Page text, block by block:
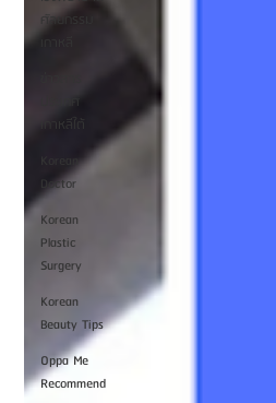
ศัลยกรรม
ประเทศ
เกาหลีใต้
Korean
Doctor
Korean
Plastic
Surgery
Korean
Beauty Tips
Oppa Me
Recommend